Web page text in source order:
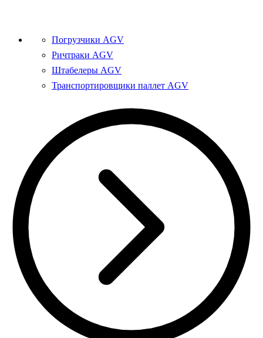
Погрузчики AGV
Ричтраки AGV
Штабелеры AGV
Транспортировщики паллет AGV